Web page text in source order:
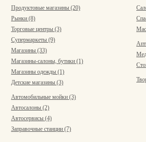
Продуктовые магазины (20)
Рынки (8)
Торговые центры (3)
Супермаркеты (9)
Магазины (33)
Магазины-салоны, бутики (1)
Магазины одежды (1)
Детские магазины (3)
Автомобильные мойки (3)
Автосалоны (2)
Автосервисы (4)
Заправочные станции (7)